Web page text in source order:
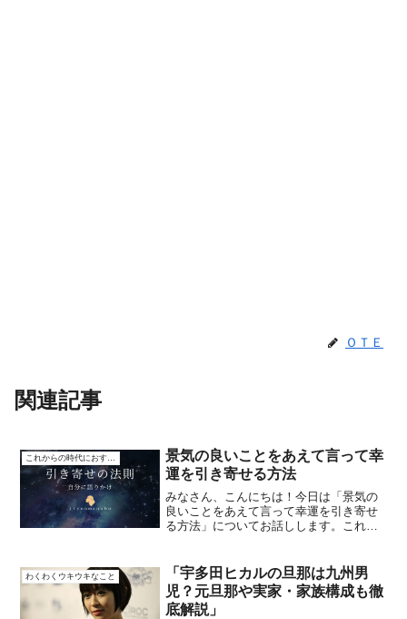
ＯＴＥ
関連記事
これからの時代におすすめ
景気の良いことをあえて言って幸
運を引き寄せる方法
みなさん、こんにちは！今日は「景気の
良いことをあえて言って幸運を引き寄せ
る方法」についてお話しします。これ
を与えるということです。これには、具
体的な事例や研究結果もある...
わくわくウキウキなこと
「宇多田ヒカルの旦那は九州男
児？元旦那や実家・家族構成も徹
底解説」